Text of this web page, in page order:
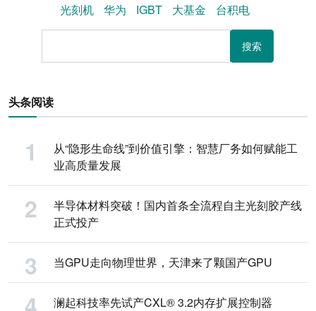
光刻机 华为 IGBT 大基金 台积电
搜索
头条阅读
从“隐形生命线”到价值引擎：智慧厂务如何赋能工
业高质量发展
半导体材料突破！国内首条全流程自主光刻胶产线
正式投产
当GPU走向物理世界，天津来了颗国产GPU
澜起科技率先试产CXL® 3.2内存扩展控制器